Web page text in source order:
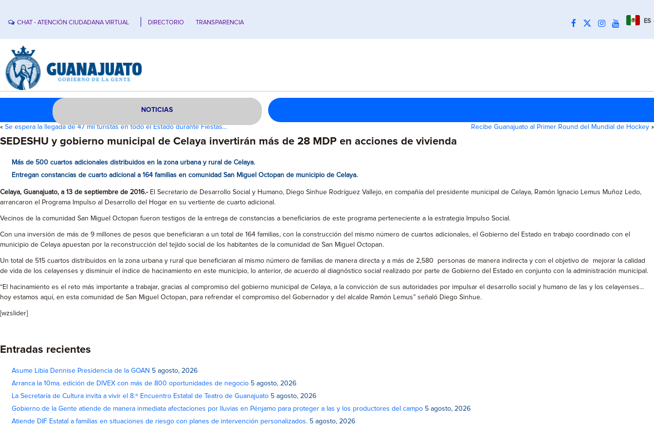
CHAT - ATENCIÓN CIUDADANA VIRTUAL DIRECTORIO TRANSPARENCIA ES
NOTICIAS
« Se espera la llegada de 47 mil turistas en todo el Estado durante Fiestas… Recibe Guanajuato al Primer Round del Mundial de Hockey »
SEDESHU y gobierno municipal de Celaya invertirán más de 28 MDP en acciones de vivienda
Más de 500 cuartos adicionales distribuidos en la zona urbana y rural de Celaya.
Entregan constancias de cuarto adicional a 164 familias en comunidad San Miguel Octopan de municipio de Celaya.
Celaya, Guanajuato, a 13 de septiembre de 2016.- El Secretario de Desarrollo Social y Humano, Diego Sinhue Rodríguez Vallejo, en compañía del presidente municipal de Celaya, Ramón Ignacio Lemus Muñoz Ledo,
arrancaron el Programa Impulso al Desarrollo del Hogar en su vertiente de cuarto adicional.
Vecinos de la comunidad San Miguel Octopan fueron testigos de la entrega de constancias a beneficiarios de este programa perteneciente a la estrategia Impulso Social.
Con una inversión de más de 9 millones de pesos que beneficiaran a un total de 164 familias, con la construcción del mismo número de cuartos adicionales, el Gobierno del Estado en trabajo coordinado con el
municipio de Celaya apuestan por la reconstrucción del tejido social de los habitantes de la comunidad de San Miguel Octopan.
Un total de 515 cuartos distribuidos en la zona urbana y rural que beneficiaran al mismo número de familias de manera directa y a más de 2,580 personas de manera indirecta y con el objetivo de mejorar la calidad
de vida de los celayenses y disminuir el índice de hacinamiento en este municipio, lo anterior, de acuerdo al diagnóstico social realizado por parte de Gobierno del Estado en conjunto con la administración municipal.
“El hacinamiento es el reto más importante a trabajar, gracias al compromiso del gobierno municipal de Celaya, a la convicción de sus autoridades por impulsar el desarrollo social y humano de las y los celayenses…
hoy estamos aquí, en esta comunidad de San Miguel Octopan, para refrendar el compromiso del Gobernador y del alcalde Ramón Lemus” señaló Diego Sinhue.
[wzslider]
Entradas recientes
Asume Libia Dennise Presidencia de la GOAN 5 agosto, 2026
Arranca la 10ma. edición de DIVEX con más de 800 oportunidades de negocio 5 agosto, 2026
La Secretaría de Cultura invita a vivir el 8.º Encuentro Estatal de Teatro de Guanajuato 5 agosto, 2026
Gobierno de la Gente atiende de manera inmediata afectaciones por lluvias en Pénjamo para proteger a las y los productores del campo 5 agosto, 2026
Atiende DIF Estatal a familias en situaciones de riesgo con planes de intervención personalizados. 5 agosto, 2026